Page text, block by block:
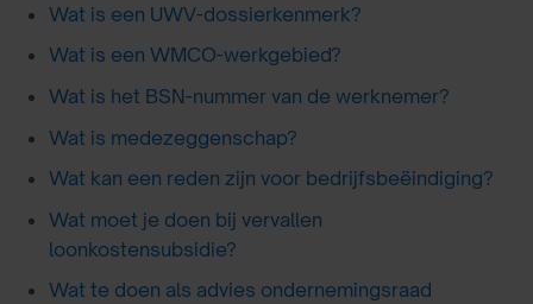
Wat is een UWV-dossierkenmerk?
Wat is een WMCO-werkgebied?
Wat is het BSN-nummer van de werknemer?
Wat is medezeggenschap?
Wat kan een reden zijn voor bedrijfsbeëindiging?
Wat moet je doen bij vervallen
loonkostensubsidie?
Wat te doen als advies ondernemingsraad